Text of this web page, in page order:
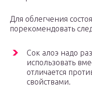
Для облегчения
порекомендовать
Сок алоэ надо
использовать
отличается
свойствами.